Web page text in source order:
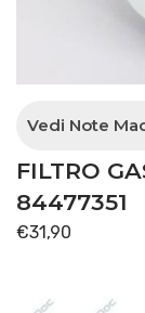
Vedi Note
Separatore
FILTRO
84477351
€31,90